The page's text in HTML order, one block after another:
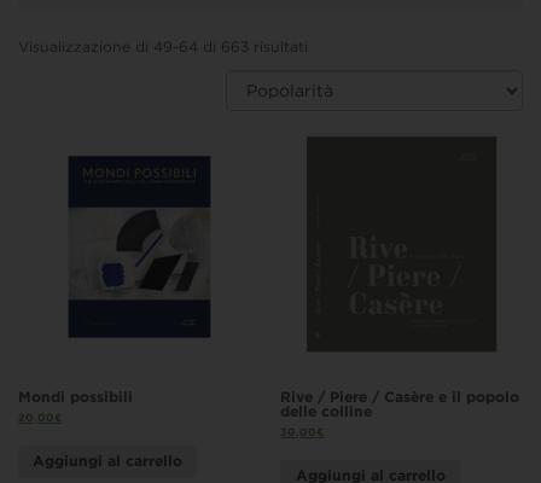
Visualizzazione di 49-64 di 663 risultati
Mondi possibili
20,00€
Aggiungi al carrello
Rive / Piere / Casère e il popolo
delle colline
30,00€
Aggiungi al carrello